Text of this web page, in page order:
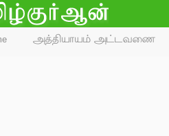
அத்தியாயம் அட்டவணை